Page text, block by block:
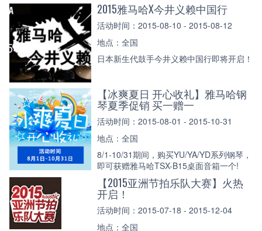
2015雅马哈X今井义赖中国行
活动时间：2015-08-10 - 2015-08-12
地点：全国
日本新生代鼓手今井义赖中国行即将开启！
【冰爽夏日 开心收礼】雅马哈钢
琴夏季促销 买一赠一
活动时间：2015-08-01 - 2015-10-31
地点：全国
8/1-10/31期间，购买YU/YA/YD系列钢琴，
即可获赠雅马哈TSX-B15桌面音箱一个!
【2015亚洲节拍乐队大赛】火热
开启！
活动时间：2015-07-18 - 2015-12-04
地点：全国